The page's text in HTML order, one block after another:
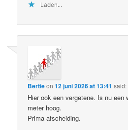
Laden...
Bertieon12 juni 2026 at 13:41 said:
Hier ook een vergetene. Is nu een
meter hoog.
Prima afscheiding.